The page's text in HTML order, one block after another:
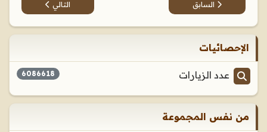
الإحصائيات
عدد الزيارات 6086618
المقال السابق: مسيحي متشكك يشكك في الرواية القرآنية للصلب!
السابق المقال التالي: لماذا
التالي
من نفس المجموعة